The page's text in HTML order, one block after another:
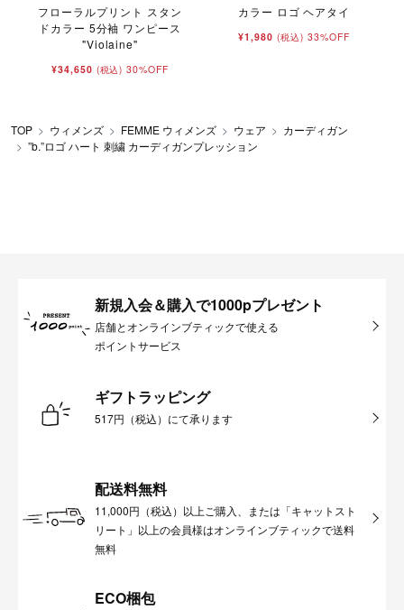
フローラルプリント スタン
ドカラー 5分袖 ワンピース
"Violaine"
¥34,650 (税込) 30%OFF
カラー ロゴ ヘアタイ
¥1,980 (税込) 33%OFF
TOP ウィメンズ FEMME ウィメンズ ウェア
カーディガン
”b.”ロゴ ハート 刺繍 カーディガンプレッション
新規入会＆購入で1000pプレゼント
店舗とオンラインブティックで使える
ポイントサービス
ギフトラッピング
517円（税込）にて承ります
配送料無料
11,000円（税込）以上ご購入、または「キャットスト
リート」以上の会員様はオンラインブティックで送料
無料
ECO梱包